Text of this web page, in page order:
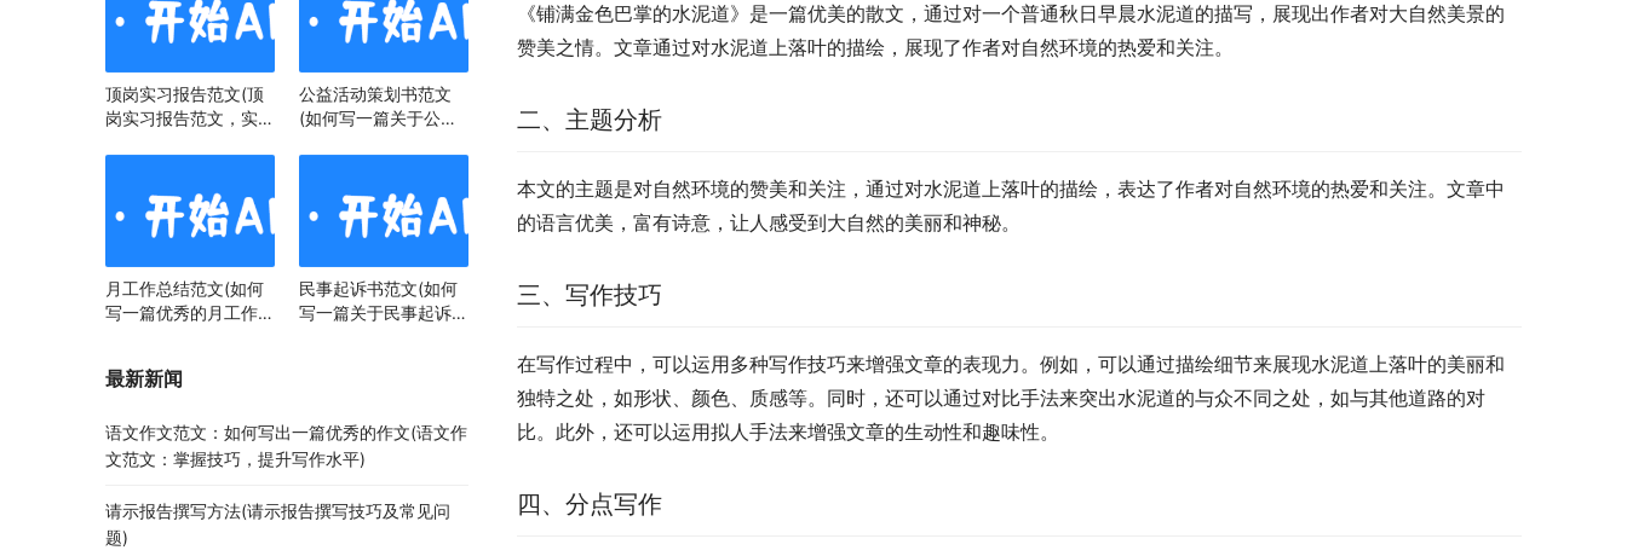
《铺满金色巴掌的水泥道》是一篇优美的散文，通过对一个普通秋日早晨水泥道的描写，展现出作者对大自然美景的
赞美之情。文章通过对水泥道上落叶的描绘，展现了作者对自然环境的热爱和关注。
二、主题分析
本文的主题是对自然环境的赞美和关注，通过对水泥道上落叶的描绘，表达了作者对自然环境的热爱和关注。文章中
的语言优美，富有诗意，让人感受到大自然的美丽和神秘。
三、写作技巧
在写作过程中，可以运用多种写作技巧来增强文章的表现力。例如，可以通过描绘细节来展现水泥道上落叶的美丽和
独特之处，如形状、颜色、质感等。同时，还可以通过对比手法来突出水泥道的与众不同之处，如与其他道路的对
比。此外，还可以运用拟人手法来增强文章的生动性和趣味性。
四、分点写作
顶岗实习报告范文(顶
岗实习报告范文，实习
公益活动策划书范文
(如何写一篇关于公益
月工作总结范文(如何
写一篇优秀的月工作总
民事起诉书范文(如何
写一篇关于民事起诉书
最新新闻
语文作文范文：如何写出一篇优秀的作文(语文作
文范文：掌握技巧，提升写作水平)
请示报告撰写方法(请示报告撰写技巧及常见问
题)